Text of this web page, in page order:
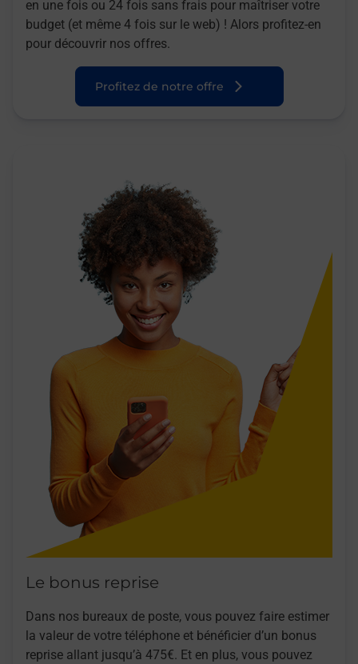
en une fois ou 24 fois sans frais pour maîtriser votre
budget (et même 4 fois sur le web) ! Alors profitez-en
pour découvrir nos offres.
Profitez de notre offre
Le bonus reprise
Dans nos bureaux de poste, vous pouvez faire estimer
la valeur de votre téléphone et bénéficier d’un bonus
reprise allant jusqu’à 475€. Et en plus, vous pouvez